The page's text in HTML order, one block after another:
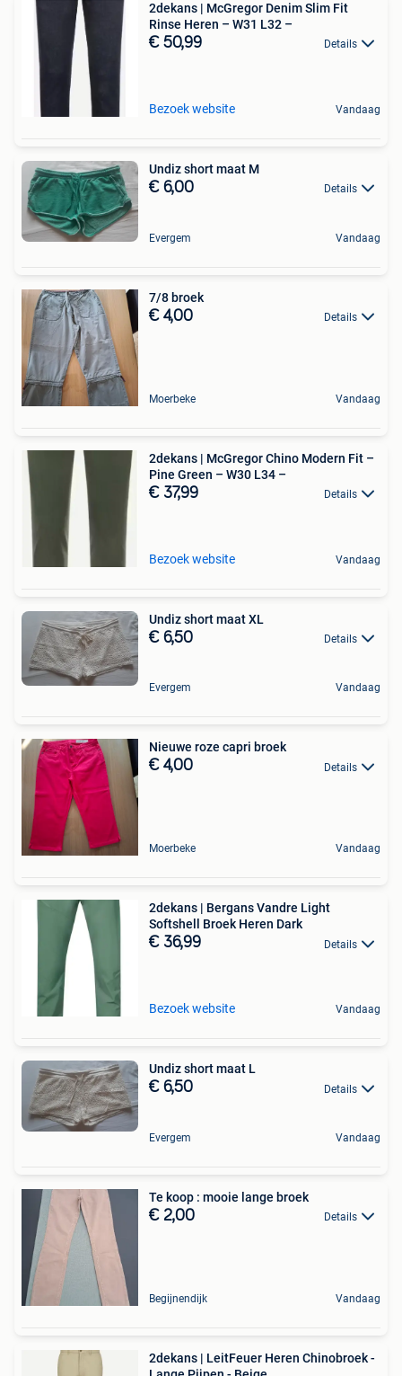
2dekans | McGregor Denim Slim Fit
Rinse Heren – W31 L32 –
€ 50,99 Details
Bezoek website Vandaag
Undiz short maat M
€ 6,00 Details
Evergem Vandaag
7/8 broek
€ 4,00 Details
Moerbeke Vandaag
2dekans | McGregor Chino Modern Fit –
Pine Green – W30 L34 –
€ 37,99 Details
Bezoek website Vandaag
Undiz short maat XL
€ 6,50 Details
Evergem Vandaag
Nieuwe roze capri broek
€ 4,00 Details
Moerbeke Vandaag
2dekans | Bergans Vandre Light
Softshell Broek Heren Dark
€ 36,99 Details
Bezoek website Vandaag
Undiz short maat L
€ 6,50 Details
Evergem Vandaag
Te koop : mooie lange broek
€ 2,00 Details
Begijnendijk Vandaag
2dekans | LeitFeuer Heren Chinobroek -